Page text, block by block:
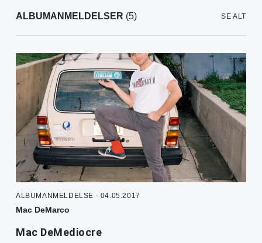
ALBUMANMELDELSER (5) SE ALT
ALBUMANMELDELSE - 04.05.2017
Mac DeMarco
Mac DeMediocre